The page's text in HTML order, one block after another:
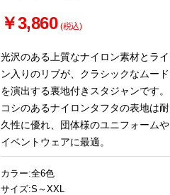
￥3,860 (税込)
光沢のある上質なナイロン素材とライ
ン入りのリブが、クラシックなムード
を演出する裏地付きスタジャンです。
コシのあるナイロンタフタの表地は耐
久性に優れ、団体様のユニフォームや
イベントウェアに最適。
カラー:全6色
サイズ:S～XXL